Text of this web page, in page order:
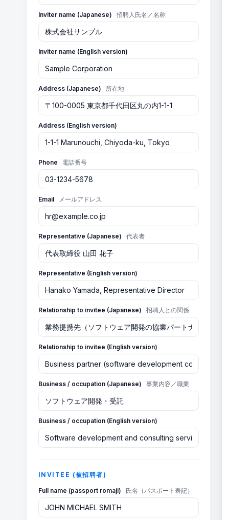
Inviter name (Japanese) 招聘人氏名／名称
Inviter name (English version)
Address (Japanese) 所在地
Address (English version)
Phone 電話番号
Email メールアドレス
Representative (Japanese) 代表者
Representative (English version)
Relationship to invitee (Japanese) 招聘人との関係
Relationship to invitee (English version)
Business / occupation (Japanese) 事業内容／職業
Business / occupation (English version)
INVITEE (被招聘者)
Full name (passport romaji) 氏名（パスポート表記）